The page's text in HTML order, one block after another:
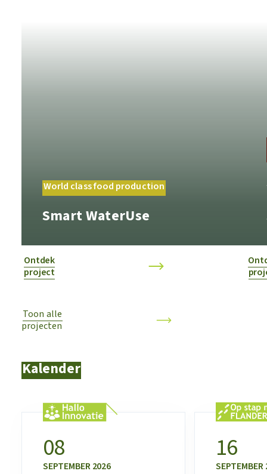
World class food production
Smart WaterUse
Ontdek
project
Toon alle
projecten
Kalender
08
SEPTEMBER2026
16
SEPTEMBER